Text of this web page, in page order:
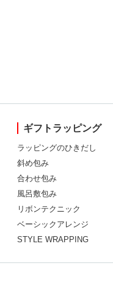
ギフトラッピング
ラッピングのひきだし
斜め包み
合わせ包み
風呂敷包み
リボンテクニック
ベーシックアレンジ
STYLE WRAPPING